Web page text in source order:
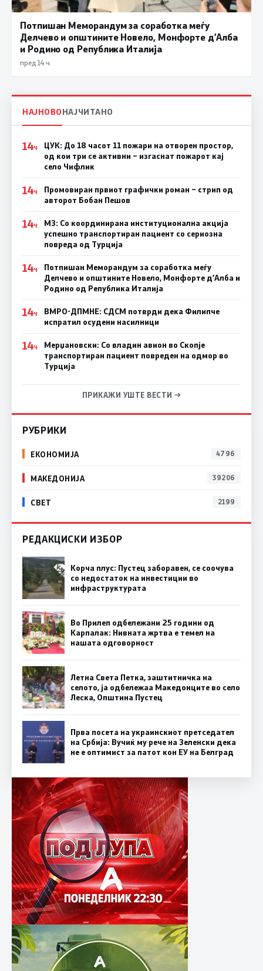
Потпишан Меморандум за соработка меѓу
Делчево и општините Новело, Монфорте д’Алба
и Родино од Република Италија
пред 14 ч.
НАЈНОВОНАЈЧИТАНО
14Ч
ЦУК: До 18 часот 11 пожари на отворен простор,
од кои три се активни – изгаснат пожарот кај
село Чифлик
14Ч
Промовиран првиот графички роман – стрип од
авторот Бобан Пешов
14Ч
МЗ: Со координирана институционална акција
успешно транспортиран пациент со сериозна
повреда од Турција
14Ч
Потпишан Меморандум за соработка меѓу
Делчево и општините Новело, Монфорте д’Алба и
Родино од Република Италија
14Ч
ВМРО-ДПМНЕ: СДСM потврди дека Филипче
испратил осудени насилници
14Ч
Мерџановски: Со владин авион во Скопје
транспортиран пациент повреден на одмор во
Турција
ПРИКАЖИ УШТЕ ВЕСТИ →
РУБРИКИ
ЕКОНОМИЈА 4796
МАКЕДОНИЈА 39206
СВЕТ 2199
РЕДАКЦИСКИ ИЗБОР
Корча плус: Пустец заборавен, се соочува
со недостаток на инвестиции во
инфраструктурата
Во Прилеп одбележани 25 години од
Карпалак: Нивната жртва е темел на
нашата одговорност
Летна Света Петка, заштитничка на
селото, ја одбележаа Македонците во село
Леска, Општина Пустец
Прва посета на украинскиот претседател
на Србија: Вучиќ му рече на Зеленски дека
не е оптимист за патот кон ЕУ на Белград